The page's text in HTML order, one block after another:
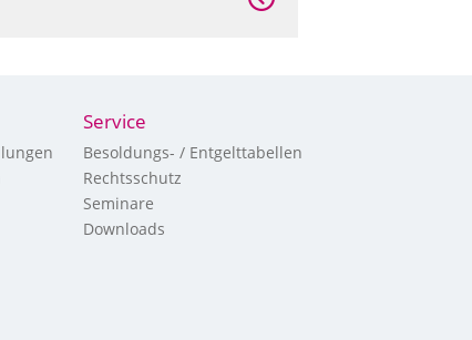
Service
Besoldungs- / Entgelttabellen
Rechtsschutz
Seminare
Downloads